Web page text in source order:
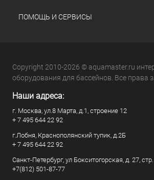
ПОМОЩЬ И СЕРВИСЫ
Copyright 2010-2026 © aquamaster.ru
оборудования для бассейнов. Все права
Наши адреса:
г. Москва, ул.8 Марта, д.1, строение 12
+ 7 495 644 22 92
г.Лобня, Краснополянский тупик, д.2Б
+ 7 495 644 22 92
Санкт-Петербург, ул Бокситогорская, д. 27, стр.
+7(812) 501-87-77